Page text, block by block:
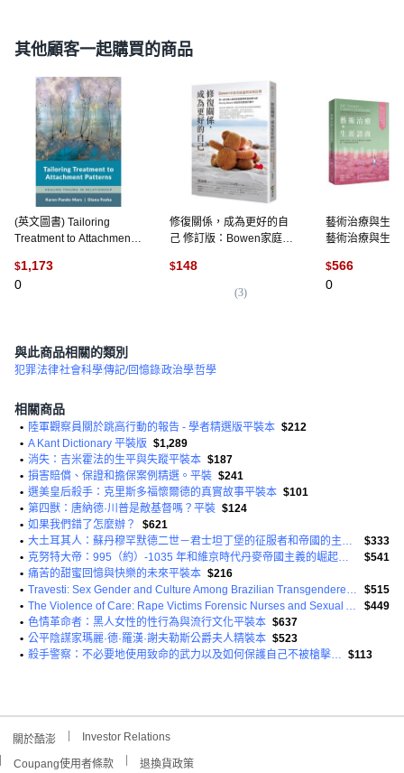
其他顧客一起購買的商品
(英文圖書) Tailoring
Treatment to Attachment
in Relationship 平裝版, W.
W. Norton & Company, 英
$1,173
0
修復關係，成為更好的自
己 修訂版：Bowen家庭系
$148
(3)
藝術治療與生涯
藝術治療與生涯
$566
0
與此商品相關的類別
犯罪法律社會科學傳記/回憶錄政治學哲學
相關商品
• 陸軍觀察員關於跳高行動的報告 - 學者精選版平裝本 $212
• A Kant Dictionary 平裝版 $1,289
• 消失：吉米霍法的生平與失蹤平裝本 $187
• 損害賠償、保證和擔保案例精選。平裝 $241
• 選美皇后殺手：克里斯多福懷爾德的真實故事平裝本 $101
• 第四獸：唐納德·川普是敵基督嗎？平裝 $124
• 如果我們錯了怎麼辦？
$621
•
大土耳其人：蘇丹穆罕默德二世－君士坦丁堡的征服者和帝國的主人精裝本
$333
•
克努特大帝：995（約）-1035 年和維京時代丹麥帝國主義的崛起精裝本
$541
• 痛苦的甜蜜回憶與快樂的未來平裝本 $216
•
Travesti: Sex Gender and Culture Among Brazilian Transgendered Prostitutes Paperback
$515
•
The Violence of Care: Rape Victims Forensic Nurses and Sexual Assault Intervention Paperback
$449
• 色情革命者：黑人女性的性行為與流行文化平裝本 $637
• 公平陰謀家瑪麗·德·羅漢·謝夫勒斯公爵夫人精裝本 $523
• 殺手警察：不必要地使用致命的武力以及如何保護自己不被槍擊… $113
關於酷澎 Investor Relations
Coupang使用者條款 退換貨政策